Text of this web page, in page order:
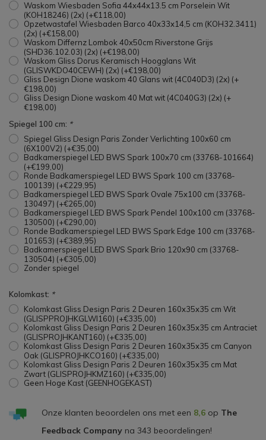
Waskom Wiesbaden Sofia 44x44x13.5 cm Porselein Wit
(KOH18246) (2x) (+€118,00)
Opzetwastafel Wiesbaden Barco 40x33x14,5 cm (KOH32.3411)
(2x) (+€158,00)
Waskom Differnz Lombok 40x50cm Riverstone Grijs
(SHD36.102.03) (2x) (+€198,00)
Waskom Gliss Dorus Keramisch Hoogglans Wit
(GLISWKDO40CEWH) (2x) (+€198,00)
Gliss Design Dione waskom 40 Glans wit (4C040D3) (2x) (+
€198,00)
Gliss Design Dione waskom 40 Mat wit (4C040G3) (2x) (+
€198,00)
Spiegel 100 cm: *
Spiegel Gliss Design Paris Zonder Verlichting 100x60 cm
(6X100V2) (+€35,00)
Badkamerspiegel LED BWS Spark 100x70 cm (33768-101664)
(+€199,00)
Ronde Badkamerspiegel LED BWS Spark 100 cm (33768-
100139) (+€229,95)
Badkamerspiegel LED BWS Spark Ovale 75x100 cm (33768-
130497) (+€265,00)
Badkamerspiegel LED BWS Spark Pendel 100x100 cm (33768-
130500) (+€290,00)
Ronde Badkamerspiegel LED BWS Spark Edge 100 cm (33768-
101653) (+€389,95)
Badkamerspiegel LED BWS Spark Brio 120x90 cm (33768-
130504) (+€305,00)
Zonder spiegel
Kolomkast: *
Kolomkast Gliss Design Paris 2 Deuren 160x35x35 cm Wit
(GLISPPROJHKGLWI160) (+€335,00)
Kolomkast Gliss Design Paris 2 Deuren 160x35x35 cm Antraciet
(GLISPROJHKANT160) (+€335,00)
Kolomkast Gliss Design Paris 2 Deuren 160x35x35 cm Canyon
Oak (GLISPROJHKCO160) (+€335,00)
Kolomkast Gliss Design Paris 2 Deuren 160x35x35 cm Mat
Zwart (GLISPROJHKMZ160) (+€335,00)
Geen Hoge Kast (GEENHOGEKAST)
Onze klanten beoordelen ons met een 8,6op The
Feedback Companyna 343 beoordelingen!